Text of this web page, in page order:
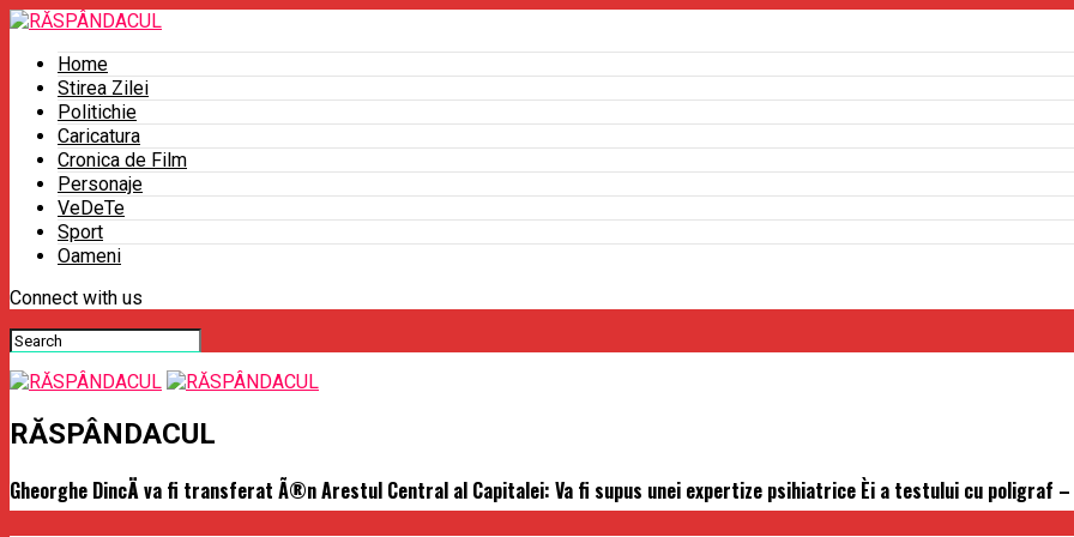
Home
Stirea Zilei
Politichie
Caricatura
Cronica de Film
Personaje
VeDeTe
Sport
Oameni
Connect with us
RĂSPÂNDACUL
Gheorghe DincÄ va fi transferat Ã®n Arestul Central al Capitalei: Va fi supus unei expertize psihiatrice Èi a testului cu poligraf